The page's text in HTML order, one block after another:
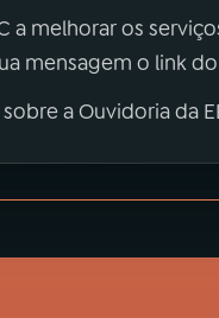
a melhorar os
mensagem o link
a Ouvidoria da